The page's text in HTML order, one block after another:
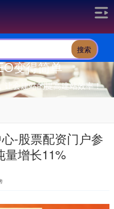
搜索
变得简单
让会建站的提高建站效率！
-股票配资门户参
量增长11%